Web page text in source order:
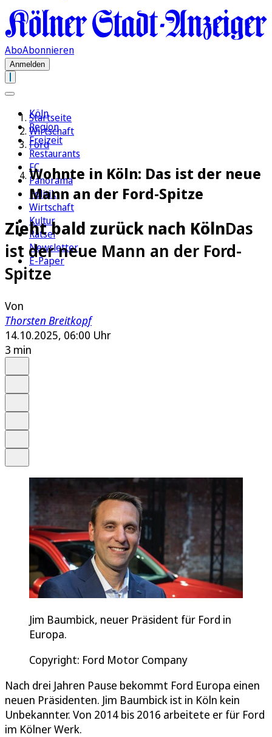
AboAbonnieren
Anmelden
Köln
Region
Freizeit
Restaurants
FC
Panorama
Politik
Wirtschaft
Kultur
Rätsel
Newsletter
E-Paper
Startseite
Wirtschaft
Ford
Wohnte in Köln: Das ist der neue
Mann an der Ford-Spitze
Zieht bald zurück nach KölnDas
ist der neue Mann an der Ford-
Spitze
Von
Thorsten Breitkopf
14.10.2025, 06:00 Uhr
3 min
Jim Baumbick, neuer Präsident für Ford in
Europa.
Copyright: Ford Motor Company
Nach drei Jahren Pause bekommt Ford Europa einen
neuen Präsidenten. Jim Baumbick ist in Köln kein
Unbekannter. Von 2014 bis 2016 arbeitete er für Ford
im Kölner Werk.